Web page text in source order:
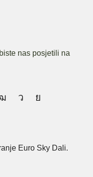
nas posjetili na
Euro Sky Dali.